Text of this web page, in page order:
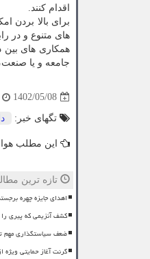
اقدام کنند.
برای بالا بردن
های متنوع و در
همکاری های بین
جامعه و یا
1402/05/08
تگهای خبر:
این مطلب
تازه ترین
اهدای جایزه چهره
کشف آنزیمی که پیری
ضعف سیاستگذاری مهم
گرنت آغاز حمایتی ویژه از دانش